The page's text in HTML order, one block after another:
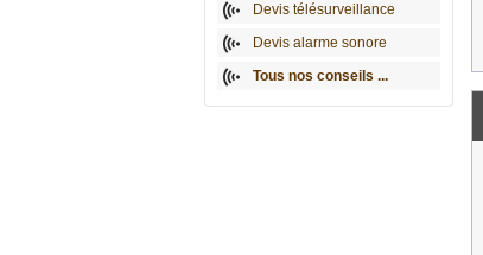
Devis télésurveillance
Devis alarme sonore
Tous nos conseils ...